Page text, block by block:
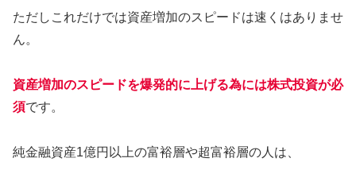
ただしこれだけでは資産増加のスピードは速くはありませ
ん。
資産増加のスピードを爆発的に上げる為には株式投資が必
須です。
純金融資産1億円以上の富裕層や超富裕層の人は、